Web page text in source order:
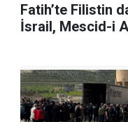
Fatih’te Filistin
İsrail, Mescid-i